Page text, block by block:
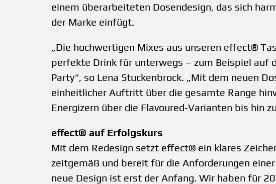
einem überarbeiteten Dosendesign, das sich
der Marke einfügt.
„Die hochwertigen Mixes aus unseren effect®
perfekte Drink für unterwegs – zum Beispiel auf
Party“, so Lena Stuckenbrock. „Mit dem neuen
einheitlicher Auftritt über die gesamte Range
Energizern über die Flavoured-Varianten bis hin
effect® auf Erfolgskurs
Mit dem Redesign setzt effect® ein klares
zeitgemäß und bereit für die Anforderungen
neue Design ist erst der Anfang. Wir haben für